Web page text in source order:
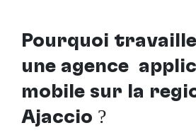
Pourquoi
une agence
mobile sur la
Ajaccio ?